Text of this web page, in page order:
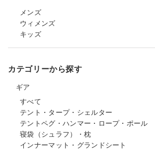
メンズ
ウィメンズ
キッズ
カテゴリーから探す
ギア
すべて
テント・タープ・シェルター
テントペグ・ハンマー・ロープ・ポール
寝袋（シュラフ）・枕
インナーマット・グランドシート